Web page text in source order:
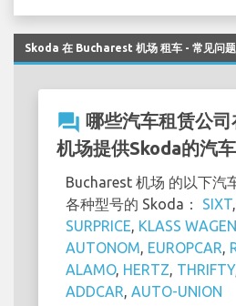
Skoda 在 Bucharest 机场 租车 - 常见问
question_answer 哪些汽车租赁公
机场提供Skoda的汽
Bucharest 机场 的以下汽
各种型号的 Skoda： SIXT,
SURPRICE, KLASS WAGEN
AUTONOM, EUROPCAR,
ALAMO, HERTZ, THRIFTY
ADDCAR, AUTO-UNION